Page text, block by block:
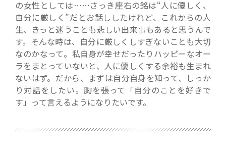
の女性としては……さっき座右の銘は“人に優しく、
自分に厳しく”だとお話ししたけれど、これからの人
生、きっと迷うことも悲しい出来事もあると思うんで
す。そんな時は、自分に厳しくしすぎないことも大切
なのかなって。私自身が幸せだったりハッピーなオー
ラをまとっていないと、人に優しくする余裕も生まれ
ないはず。だから、まずは自分自身を知って、しっか
り対話をしたい。胸を張って「自分のことを好きで
す」って言えるようになりたいです。